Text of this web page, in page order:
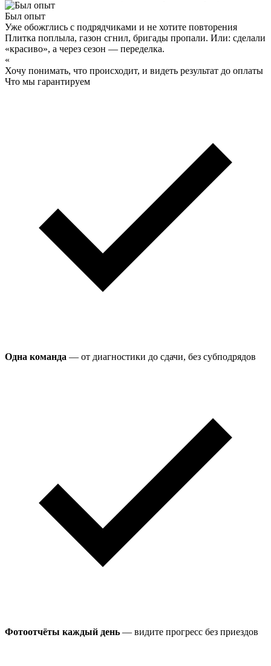
Был опыт
Уже обожглись с подрядчиками и не хотите повторения
Плитка поплыла, газон сгнил, бригады пропали. Или: сделали
«красиво», а через сезон — переделка.
«
Хочу понимать, что происходит, и видеть результат до оплаты
Что мы гарантируем
Одна команда — от диагностики до сдачи, без субподрядов
Фотоотчёты каждый день — видите прогресс без приездов